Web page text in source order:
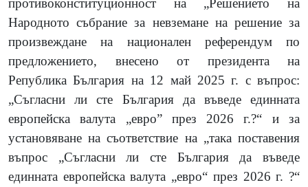
противоконституционност на „Решението на
Народното събрание за невземане на решение за
произвеждане на национален референдум по
предложението, внесено от президента на
Република България на 12 май 2025 г. с въпрос:
„Съгласни ли сте България да въведе единната
европейска валута „евро” през 2026 г.?“ и за
установяване на съответствие на „така поставения
въпрос „Съгласни ли сте България да въведе
единната европейска валута „евро“ през 2026 г. ?“